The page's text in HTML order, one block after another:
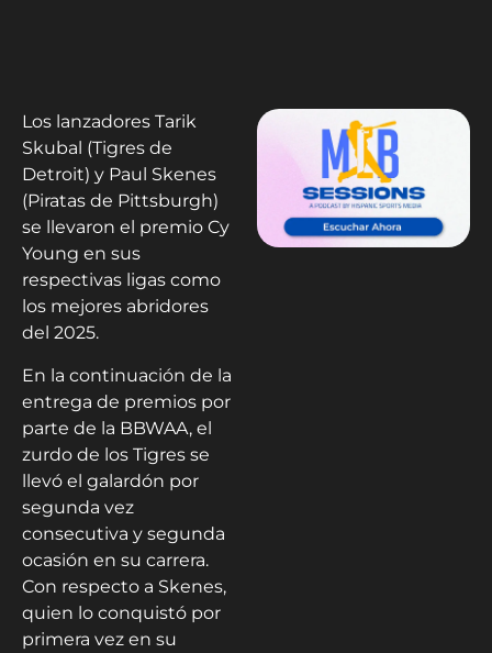
Los lanzadores Tarik
Skubal (Tigres de
Detroit) y Paul Skenes
(Piratas de Pittsburgh)
se llevaron el premio Cy
Young en sus
respectivas ligas como
los mejores abridores
del 2025.
En la continuación de la
entrega de premios por
parte de la BBWAA, el
zurdo de los Tigres se
llevó el galardón por
segunda vez
consecutiva y segunda
ocasión en su carrera.
Con respecto a Skenes,
quien lo conquistó por
primera vez en su